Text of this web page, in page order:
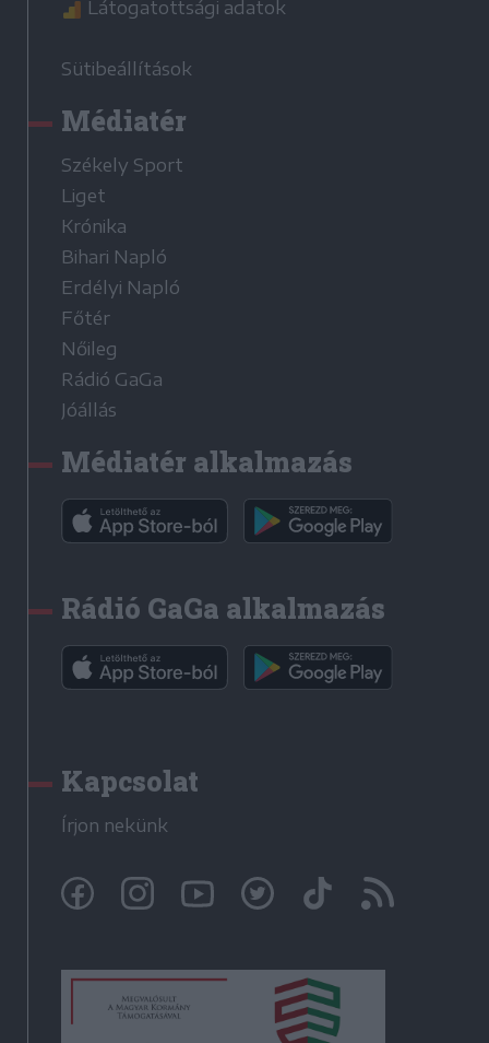
Látogatottsági adatok
Sütibeállítások
Médiatér
Székely Sport
Liget
Krónika
Bihari Napló
Erdélyi Napló
Főtér
Nőileg
Rádió GaGa
Jóállás
Médiatér alkalmazás
Rádió GaGa alkalmazás
Kapcsolat
Írjon nekünk